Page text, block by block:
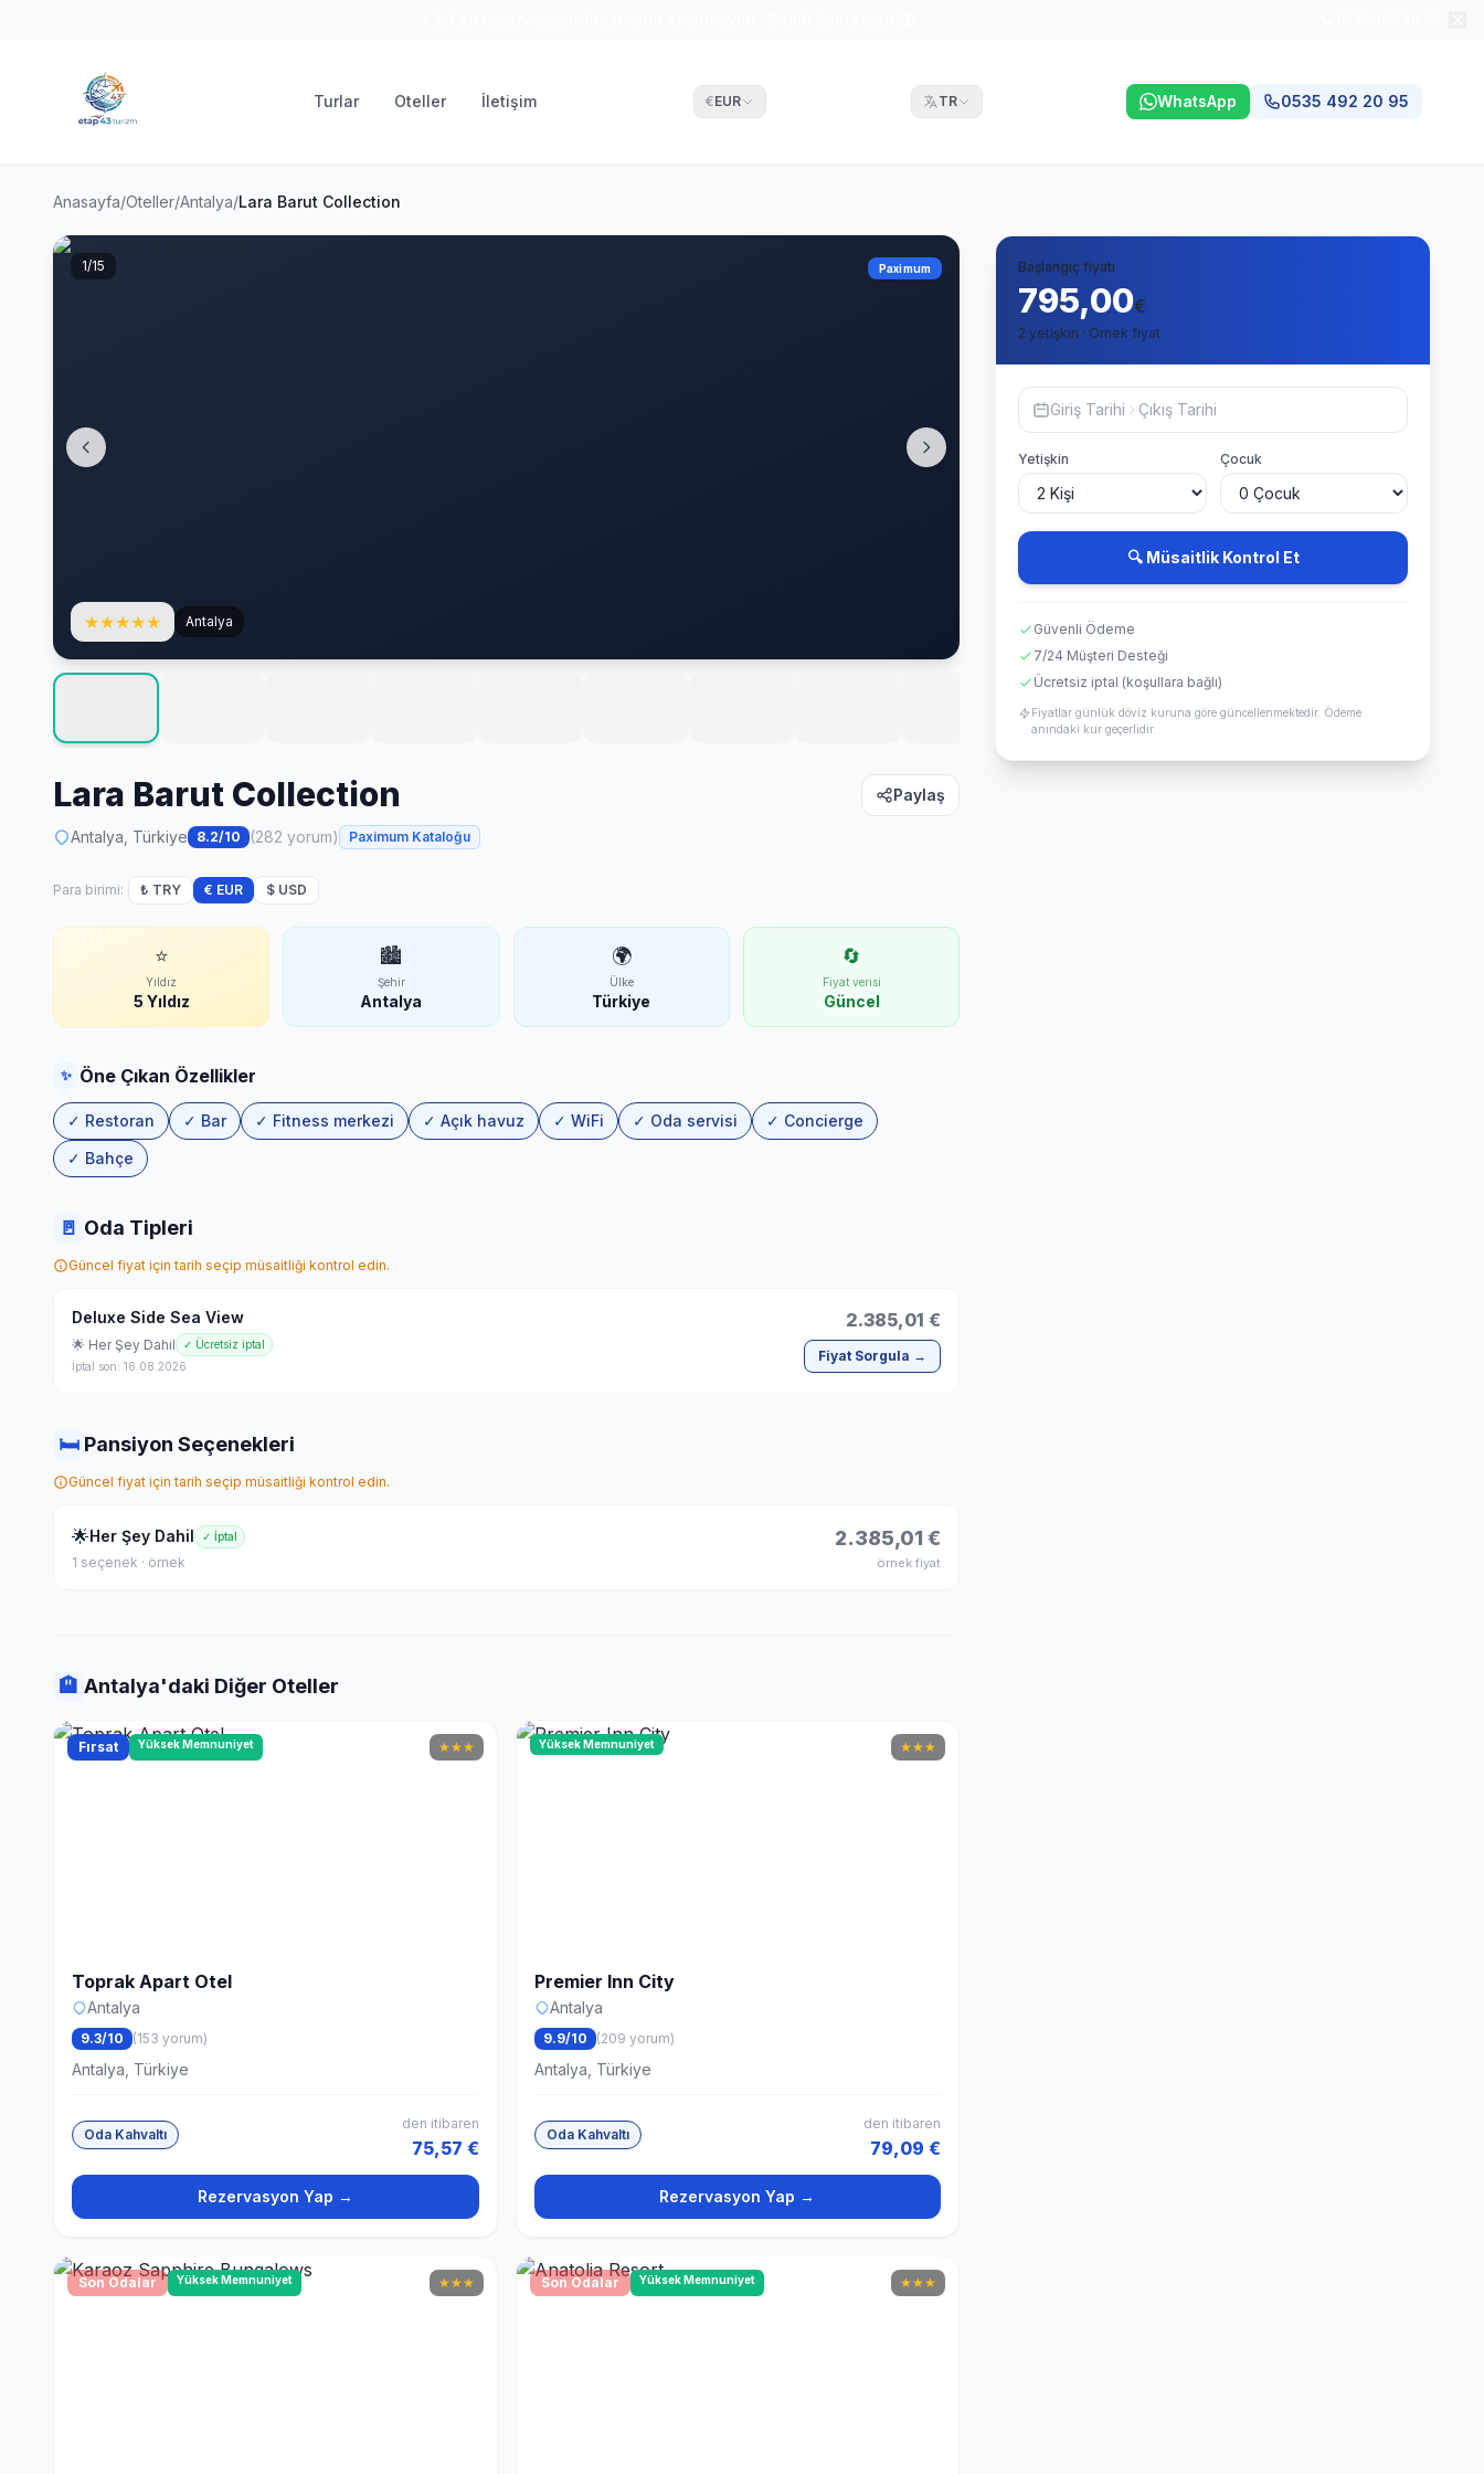
Turlar Oteller İletişim €EUR TR WhatsApp 0535 492 20 95
Anasayfa/Oteller/Antalya/Lara Barut Collection
★★★★★ Antalya
Paximum
1/15
Lara Barut Collection Paylaş
Antalya, Türkiye 8.2/10 (282 yorum) Paximum Kataloğu
Para birimi: ₺ TRY € EUR $ USD
⭐
Yıldız
5 Yıldız
🏙
Şehir
Antalya
🌍
Ülke
Türkiye
🔄
Fiyat verisi
Güncel
✨ Öne Çıkan Özellikler
✓ Restoran ✓ Bar ✓ Fitness merkezi ✓ Açık havuz ✓ WiFi ✓ Oda servisi
✓ Concierge
✓ Bahçe
🚪 Oda Tipleri
Güncel fiyat için tarih seçip müsaitliği kontrol edin.
Deluxe Side Sea View
🌟 Her Şey Dahil
✓ Ücretsiz iptal
İptal son: 16.08.2026
2.385,01 €
Fiyat Sorgula →
🛏 Pansiyon Seçenekleri
Güncel fiyat için tarih seçip müsaitliği kontrol edin.
🌟Her Şey Dahil ✓ İptal
1 seçenek · örnek
2.385,01 €
örnek fiyat
🏨 Antalya'daki Diğer Oteller
Fırsat Yüksek Memnuniyet ★★★
Toprak Apart Otel
Antalya
9.3/10 (153 yorum)
Antalya, Türkiye
Oda Kahvaltı
den itibaren
75,57 €
Rezervasyon Yap →
Yüksek Memnuniyet ★★★
Premier Inn City
Antalya
9.9/10 (209 yorum)
Antalya, Türkiye
Oda Kahvaltı
den itibaren
79,09 €
Rezervasyon Yap →
Son Odalar Yüksek Memnuniyet ★★★ Son Odalar Yüksek Memnuniyet ★★★
Başlangıç fiyatı
795,00€
2 yetişkin · Örnek fiyat
Giriş Tarihi Çıkış Tarihi
Yetişkin Çocuk
🔍 Müsaitlik Kontrol Et
Güvenli Ödeme
7/24 Müşteri Desteği
Ücretsiz iptal (koşullara bağlı)
Fiyatlar günlük döviz kuruna göre güncellenmektedir. Ödeme
anındaki kur geçerlidir.